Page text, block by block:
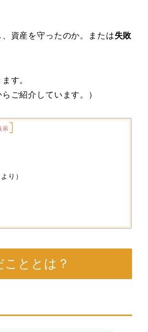
資産を守ったのか。または失敗
す。
ご紹介しています。）
示]
り）
ととは？